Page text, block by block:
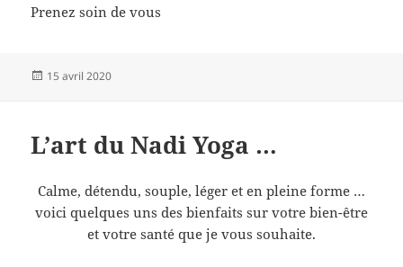
Prenez soin de vous
Publié
15 avril 2020
L’art du Nadi Yoga …
Calme, détendu, souple, léger et en pleine forme …
voici quelques uns des bienfaits sur votre bien-être
et votre santé que je vous souhaite.